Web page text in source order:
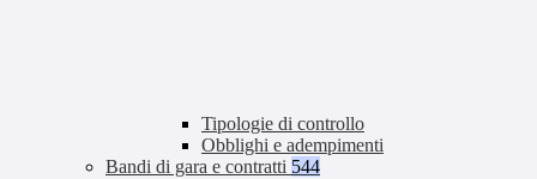
Tipologie di controllo
Obblighi e adempimenti
Bandi di gara e contratti 544